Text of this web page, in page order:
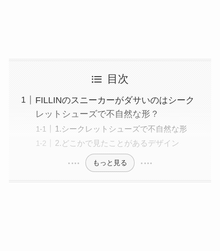
目次
FILLINのスニーカーがダサいのはシーク
レットシューズで不自然な形？
1.シークレットシューズで不自然な形
2.どこかで見たことがあるデザイン
もっと見る